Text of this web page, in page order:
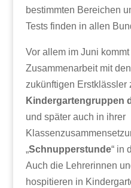
bestimmten Bereichen
Tests finden in allen
Vor allem im Juni
Zusammenarbeit mit
zukünftigen Erstklässler
Kindergartengruppen
und später auch in ihrer
„Schnupperstunde“ in
Auch die Lehrerinnen
hospitieren in